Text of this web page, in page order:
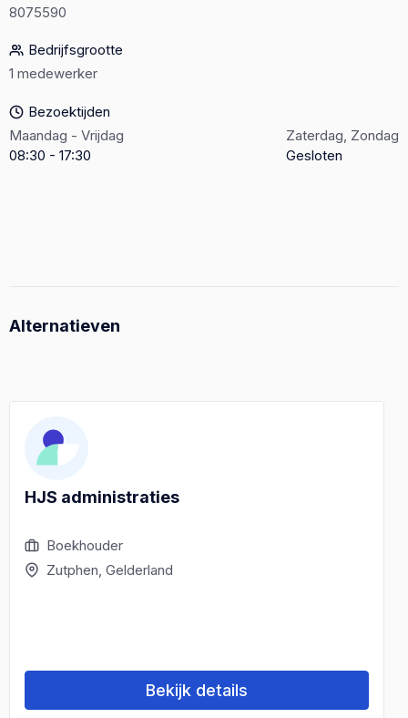
8075590
Bedrijfsgrootte
1 medewerker
Bezoektijden
Maandag - Vrijdag
08:30 - 17:30
Zaterdag, Zondag
Gesloten
Alternatieven
HJS administraties
Boekhouder
Zutphen, Gelderland
Bekijk details